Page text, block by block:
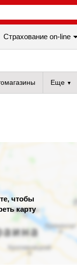
Cтрахование on-line
Еще
чтобы
карту